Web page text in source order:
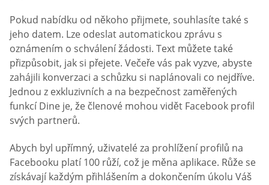
Pokud nabídku od někoho přijmete, souhlasíte také s
jeho datem. Lze odeslat automatickou zprávu s
oznámením o schválení žádosti. Text můžete také
přizpůsobit, jak si přejete. Večeře vás pak vyzve, abyste
zahájili konverzaci a schůzku si naplánovali co nejdříve.
Jednou z exkluzivních a na bezpečnost zaměřených
funkcí Dine je, že členové mohou vidět Facebook profil
svých partnerů.
Abych byl upřímný, uživatelé za prohlížení profilů na
Facebooku platí 100 růží, což je měna aplikace. Růže se
získávají každým přihlášením a dokončením úkolu Váš